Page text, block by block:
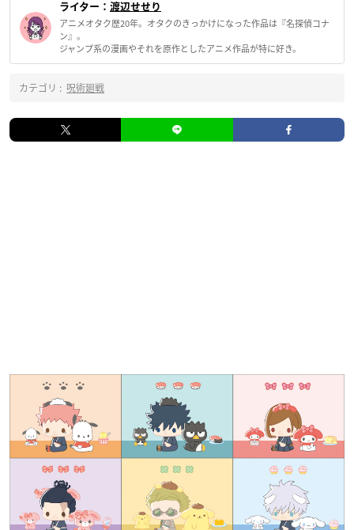
ライター： 渡辺せせり
アニメオタク歴20年。オタクのきっかけになった作品は『名探偵コナ
ン』。
ジャンプ系の漫画やそれを原作としたアニメ作品が特に好き。
カテゴリ : 呪術廻戦